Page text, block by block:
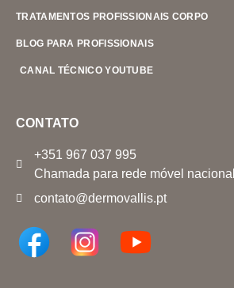
TRATAMENTOS PROFISSIONAIS CORPO
BLOG PARA PROFISSIONAIS
CANAL TÉCNICO YOUTUBE
CONTATO
+351 967 037 995
Chamada para rede móvel nacional
contato@dermovallis.pt